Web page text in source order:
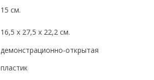
15 см.
16,5 х 27,5 х 22,2 см.
демонстрационно-открытая
пластик